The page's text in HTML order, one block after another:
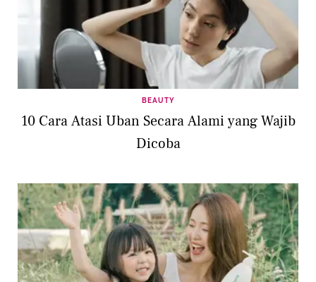
BEAUTY
10 Cara Atasi Uban Secara Alami yang Wajib
Dicoba